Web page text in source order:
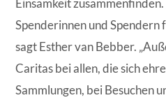
Einsamkeit
Spenderinnen und Spendern
sagt Esther van Bebber.
Caritas bei allen, die sich
Sammlungen, bei Besuchen